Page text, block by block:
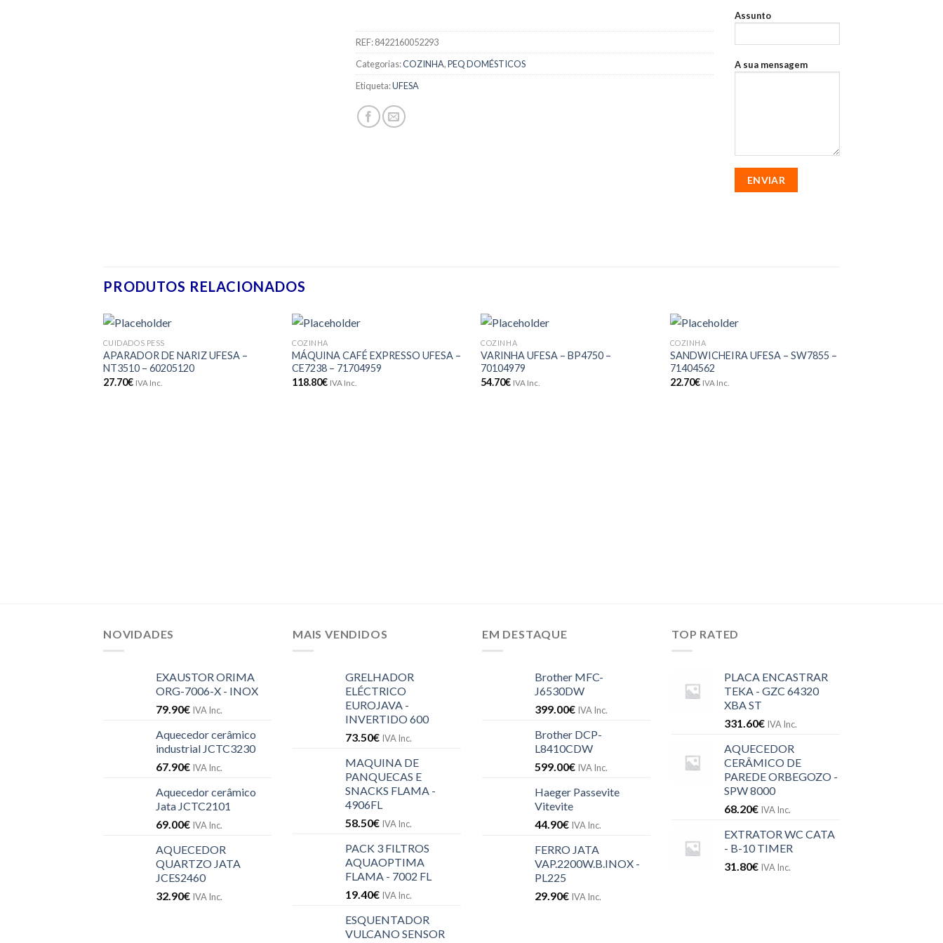
REF:8422160052293
Categorias:COZINHA,PEQ DOMÉSTICOS
Etiqueta:UFESA
Assunto
A sua mensagem
PRODUTOS RELACIONADOS
Adicionar
aos meus
CUIDADOS PESS
APARADOR DE NARIZ UFESA –
NT3510 – 60205120
27.70€ IVA Inc.
Adicionar
aos meus
COZINHA
MÁQUINA CAFÉ EXPRESSO UFESA –
CE7238 – 71704959
118.80€ IVA Inc.
COZINHA
VARINHA UFESA – BP4750 –
70104979
54.70€ IVA Inc.
Adicionar
aos meus
COZINHA
SANDWICHEIRA UFESA – SW7855 –
71404562
22.70€ IVA Inc.
NOVIDADES
EXAUSTOR ORIMA
ORG-7006-X - INOX
79.90€ IVA Inc.
Aquecedor cerâmico
industrial JCTC3230
67.90€ IVA Inc.
Aquecedor cerâmico
Jata JCTC2101
69.00€ IVA Inc.
AQUECEDOR
QUARTZO JATA
JCES2460
32.90€ IVA Inc.
MAIS VENDIDOS
GRELHADOR
ELÉCTRICO
EUROJAVA -
INVERTIDO 600
73.50€ IVA Inc.
MAQUINA DE
PANQUECAS E
SNACKS FLAMA -
4906FL
58.50€ IVA Inc.
PACK 3 FILTROS
AQUAOPTIMA
FLAMA - 7002 FL
19.40€ IVA Inc.
ESQUENTADOR
VULCANO SENSOR
EM DESTAQUE
Brother MFC-
J6530DW
399.00€ IVA Inc.
Brother DCP-
L8410CDW
599.00€ IVA Inc.
Haeger Passevite
Vitevite
44.90€ IVA Inc.
FERRO JATA
VAP.2200W.B.INOX -
PL225
29.90€ IVA Inc.
TOP RATED
PLACA ENCASTRAR
TEKA - GZC 64320
XBA ST
331.60€ IVA Inc.
AQUECEDOR
CERÂMICO DE
PAREDE ORBEGOZO -
SPW 8000
68.20€ IVA Inc.
EXTRATOR WC CATA
- B-10 TIMER
31.80€ IVA Inc.